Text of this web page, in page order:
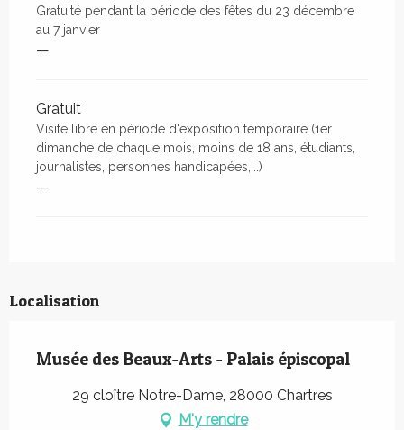
Gratuité pendant la période des fêtes du 23 décembre
au 7 janvier
—
Gratuit
Visite libre en période d'exposition temporaire (1er
dimanche de chaque mois, moins de 18 ans, étudiants,
journalistes, personnes handicapées,...)
—
Localisation
Musée des Beaux-Arts - Palais épiscopal
29 cloître Notre-Dame, 28000 Chartres
M'y rendre